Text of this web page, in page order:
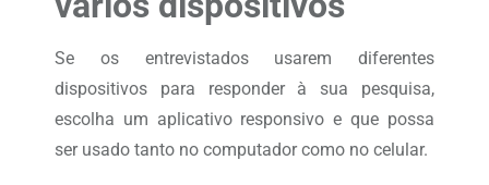
Se os entrevistados usarem diferentes
dispositivos para responder à sua pesquisa,
escolha um aplicativo responsivo e que possa
ser usado tanto no computador como no celular.